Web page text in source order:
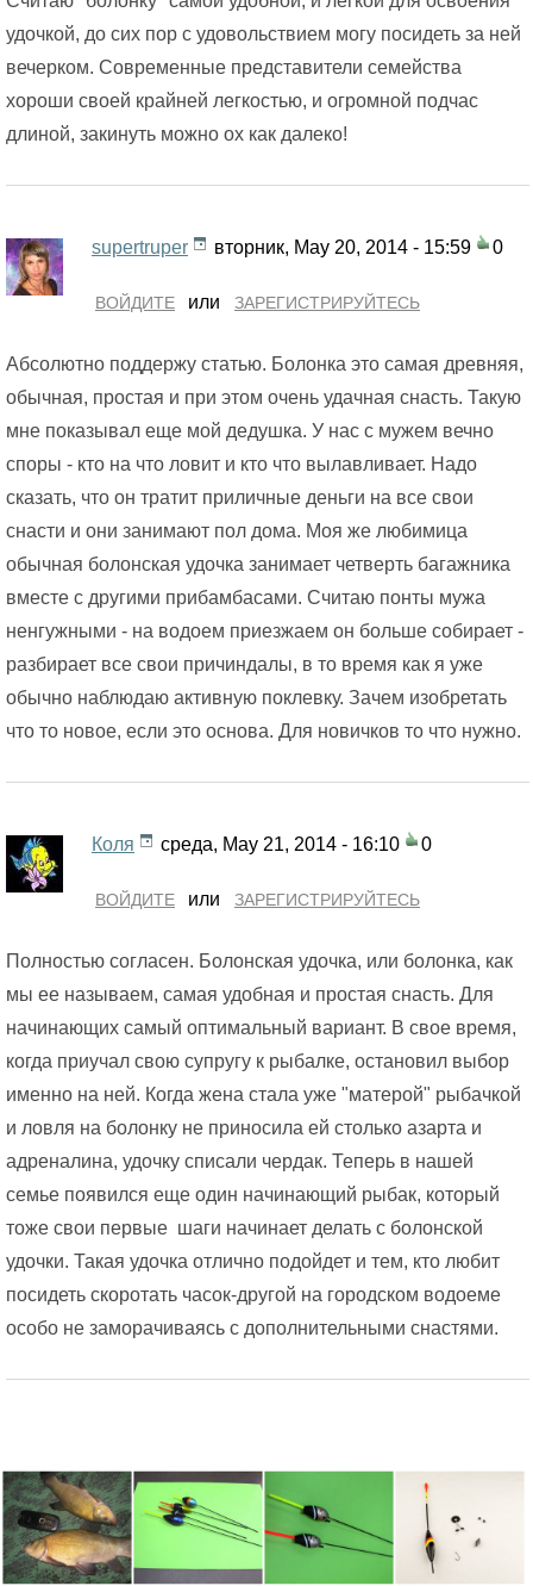
удочкой, до сих пор с удовольствием могу посидеть за ней
вечерком. Современные представители семейства
хороши своей крайней легкостью, и огромной подчас
длиной, закинуть можно ох как далеко!
supertruper вторник, May 20, 2014 - 15:59 0
ВОЙДИТЕ или ЗАРЕГИСТРИРУЙТЕСЬ
Абсолютно поддержу статью. Болонка это самая древняя,
обычная, простая и при этом очень удачная снасть. Такую
мне показывал еще мой дедушка. У нас с мужем вечно
споры - кто на что ловит и кто что вылавливает. Надо
сказать, что он тратит приличные деньги на все свои
снасти и они занимают пол дома. Моя же любимица
обычная болонская удочка занимает четверть багажника
вместе с другими прибамбасами. Считаю понты мужа
ненгужными - на водоем приезжаем он больше собирает -
разбирает все свои причиндалы, в то время как я уже
обычно наблюдаю активную поклевку. Зачем изобретать
что то новое, если это основа. Для новичков то что нужно.
Коля среда, May 21, 2014 - 16:10 0
ВОЙДИТЕ или ЗАРЕГИСТРИРУЙТЕСЬ
Полностью согласен. Болонская удочка, или болонка, как
мы ее называем, самая удобная и простая снасть. Для
начинающих самый оптимальный вариант. В свое время,
когда приучал свою супругу к рыбалке, остановил выбор
именно на ней. Когда жена стала уже "матерой" рыбачкой
и ловля на болонку не приносила ей столько азарта и
адреналина, удочку списали чердак. Теперь в нашей
семье появился еще один начинающий рыбак, который
тоже свои первые шаги начинает делать с болонской
удочки. Такая удочка отлично подойдет и тем, кто любит
посидеть скоротать часок-другой на городском водоеме
особо не заморачиваясь с дополнительными снастями.